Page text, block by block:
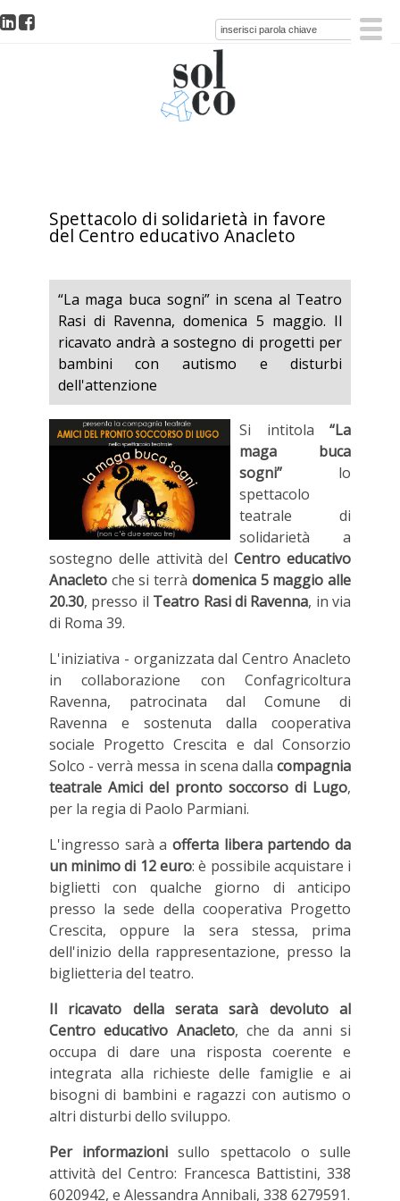
Spettacolo di solidarietà in favore
del Centro educativo Anacleto
“La maga buca sogni” in scena al Teatro
Rasi di Ravenna, domenica 5 maggio. Il
ricavato andrà a sostegno di progetti per
bambini con autismo e disturbi
dell'attenzione
Si intitola “La
maga buca
sogni”lo
spettacolo
teatrale di
solidarietà a
sostegno delle attività delCentro educativo
Anacleto che si terrà domenica 5 maggio alle
20.30, presso il Teatro Rasi di Ravenna, in via
di Roma 39.
L'iniziativa - organizzata dal Centro Anacleto
in collaborazione con Confagricoltura
Ravenna, patrocinata dal Comune di
Ravenna e sostenuta dalla cooperativa
sociale Progetto Crescita e dal Consorzio
Solco - verrà messa in scena dallacompagnia
teatrale Amici del pronto soccorso di Lugo,
per la regia di Paolo Parmiani.
L'ingresso sarà a offerta libera partendo da
un minimo di 12 euro: è possibile acquistare i
biglietti con qualche giorno di anticipo
presso la sede della cooperativa Progetto
Crescita, oppure la sera stessa, prima
dell'inizio della rappresentazione, presso la
biglietteria del teatro.
Il ricavato della serata sarà devoluto al
Centro educativo Anacleto, che da anni si
occupa di dare una risposta coerente e
integrata alla richieste delle famiglie e ai
bisogni di bambini e ragazzi con autismo o
altri disturbi dello sviluppo.
Per informazionisullo spettacolo o sulle
attività del Centro: Francesca Battistini, 338
6020942, e Alessandra Annibali, 338 6279591.